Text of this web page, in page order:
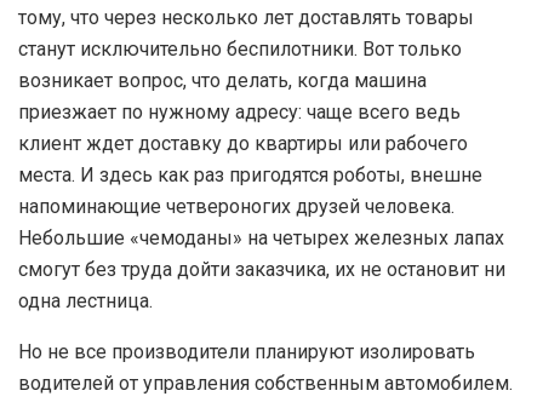
тому, что через несколько лет доставлять товары
станут исключительно беспилотники. Вот только
возникает вопрос, что делать, когда машина
приезжает по нужному адресу: чаще всего ведь
клиент ждет доставку до квартиры или рабочего
места. И здесь как раз пригодятся роботы, внешне
напоминающие четвероногих друзей человека.
Небольшие «чемоданы» на четырех железных лапах
смогут без труда дойти заказчика, их не остановит ни
одна лестница.
Но не все производители планируют изолировать
водителей от управления собственным автомобилем.